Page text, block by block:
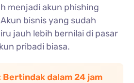
menjadi akun phishing
bisnis yang sudah
jauh lebih bernilai di pasar
pribadi biasa.
Bertindak dalam 24 jam